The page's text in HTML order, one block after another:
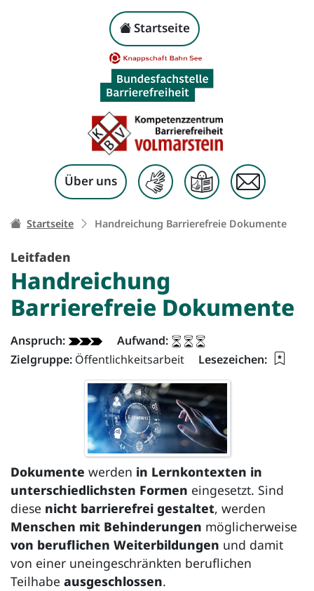
Zum Inhalt springen
Handreichung
Kopf-Navigation
Startseite
Über uns
Ihr Weg zu dieser Seite:
Startseite Handreichung Barrierefreie Dokumente
Leitfaden
Handreichung
Barrierefreie Dokumente
Dokument - Info:
Anspruch:
Aufwand:
Zielgruppe: Öffentlichkeitsarbeit Lesezeichen:
Dokumente werden in Lernkontexten in
unterschiedlichsten Formen eingesetzt. Sind
diese nicht barrierefrei gestaltet, werden
Menschen mit Behinderungen möglicherweise
von beruflichen Weiterbildungen und damit
von einer uneingeschränkten beruflichen
Teilhabe ausgeschlossen.